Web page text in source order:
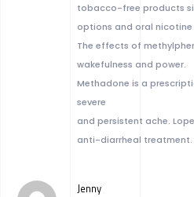
tobacco-free products
options and oral nicotine
The effects of
wakefulness and power.
Methadone is a
severe
and persistent ache.
anti-diarrheal treatment.
Jenny